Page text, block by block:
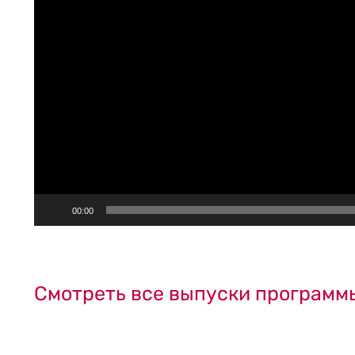
00:00
Смотреть все выпуски